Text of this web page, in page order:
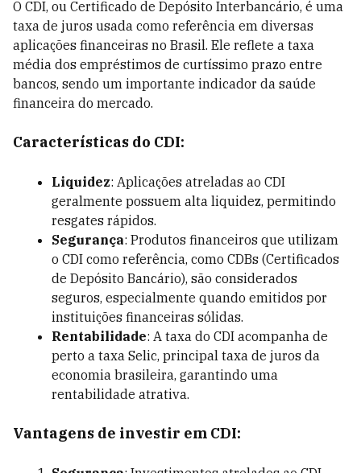
O CDI, ou Certificado de Depósito Interbancário, é uma
taxa de juros usada como referência em diversas
aplicações financeiras no Brasil. Ele reflete a taxa
média dos empréstimos de curtíssimo prazo entre
bancos, sendo um importante indicador da saúde
financeira do mercado.
Características do CDI:
Liquidez: Aplicações atreladas ao CDI
geralmente possuem alta liquidez, permitindo
resgates rápidos.
Segurança: Produtos financeiros que utilizam
o CDI como referência, como CDBs (Certificados
de Depósito Bancário), são considerados
seguros, especialmente quando emitidos por
instituições financeiras sólidas.
Rentabilidade: A taxa do CDI acompanha de
perto a taxa Selic, principal taxa de juros da
economia brasileira, garantindo uma
rentabilidade atrativa.
Vantagens de investir em CDI: